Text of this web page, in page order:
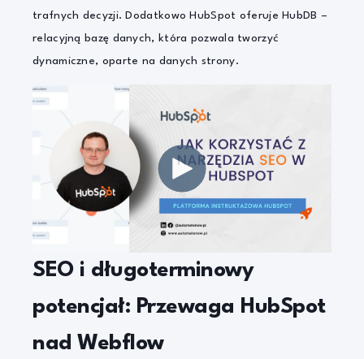
trafnych decyzji. Dodatkowo HubSpot oferuje HubDB –
relacyjną bazę danych, która pozwala tworzyć
dynamiczne, oparte na danych strony.
SEO i długoterminowy
potencjał: Przewaga HubSpot
nad Webflow